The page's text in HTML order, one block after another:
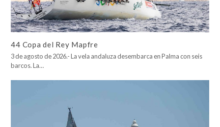
44 Copa del Rey Mapfre
3 de agosto de 2026.- La vela andaluza desembarca en Palma con seis
barcos. La…